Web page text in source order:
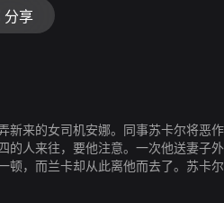
分享
新来的女司机安娜。同事苏卡尔将恶
的人来往，要他注意。一次他送妻子
顿，而兰卡却从此离他而去了。苏卡